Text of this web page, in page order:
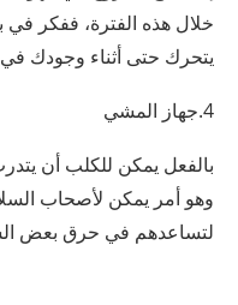
خلال هذه الفترة، ففكر
يتحرك حتى أثناء وجودك
4.جهاز المشي
بالفعل يمكن للكلب أن
وهو أمر يمكن لأصحاب
لتساعدهم في حرق بعض